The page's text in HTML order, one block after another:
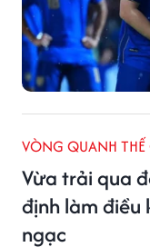
VÒNG QUANH
Vừa trải qua
định làm điều
ngạc